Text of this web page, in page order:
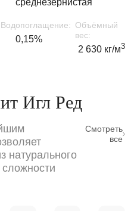
среднезернистая
Водопоглащение:
0,15%
Объёмный
вес:
2 630 кг/м3
Игл Ред
натурального
Смотреть
все